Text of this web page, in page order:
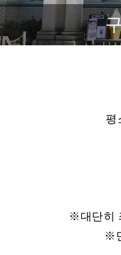
평
※대단히
※